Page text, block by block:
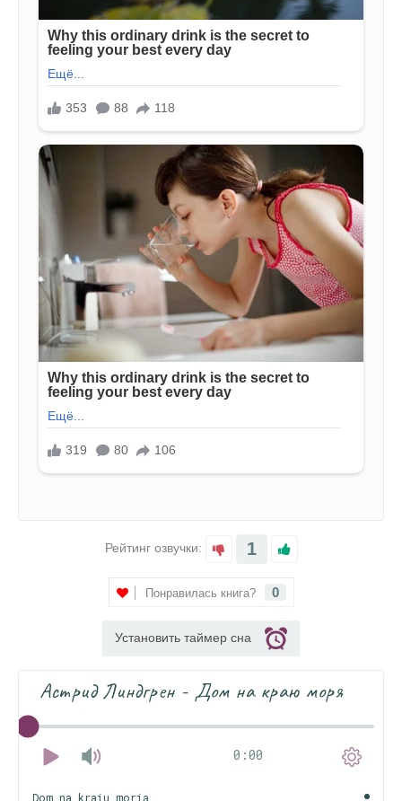
Рейтинг озвучки: 1
Понравилась книга? 0
Установить таймер сна
Астрид Линдгрен - Дом на краю моря
0:00
Dom_na_kraiu_moria